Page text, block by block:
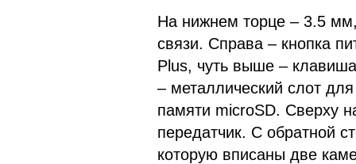
На нижнем торце – 3.5
связи. Справа – кнопка
Plus, чуть выше –
– металлический слот
памяти microSD. Сверху
передатчик. С обратной
которую вписаны две